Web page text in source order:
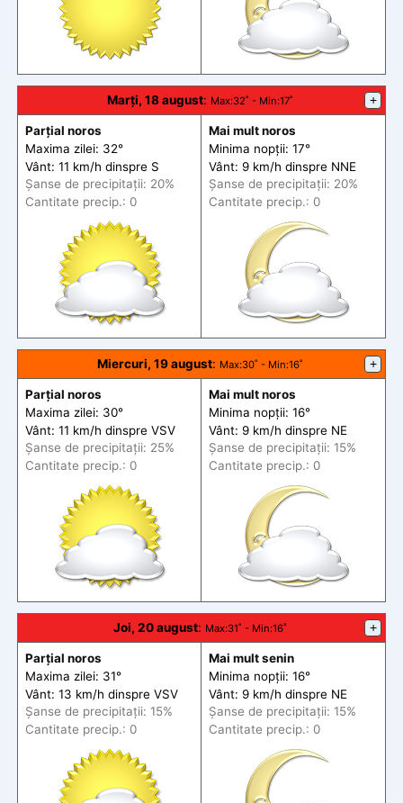
Marți, 18 august: Max:32˚ - Min:17˚ +
Parțial noros
Maxima zilei: 32°
Vânt: 11 km/h dinspre S
Șanse de precipitații: 20%
Cantitate precip.: 0
Mai mult noros
Minima nopții: 17°
Vânt: 9 km/h dinspre NNE
Șanse de precipitații: 20%
Cantitate precip.: 0
Miercuri, 19 august: Max:30˚ - Min:16˚ +
Parțial noros
Maxima zilei: 30°
Vânt: 11 km/h dinspre VSV
Șanse de precipitații: 25%
Cantitate precip.: 0
Mai mult noros
Minima nopții: 16°
Vânt: 9 km/h dinspre NE
Șanse de precipitații: 15%
Cantitate precip.: 0
Joi, 20 august: Max:31˚ - Min:16˚ +
Parțial noros
Maxima zilei: 31°
Vânt: 13 km/h dinspre VSV
Șanse de precipitații: 15%
Cantitate precip.: 0
Mai mult senin
Minima nopții: 16°
Vânt: 9 km/h dinspre NE
Șanse de precipitații: 15%
Cantitate precip.: 0